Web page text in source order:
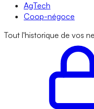
AgTech
Coop-négoce
Tout l'historique de vos